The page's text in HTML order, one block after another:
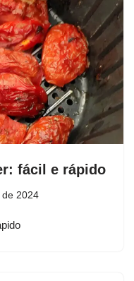
fácil e rápido
de 2024